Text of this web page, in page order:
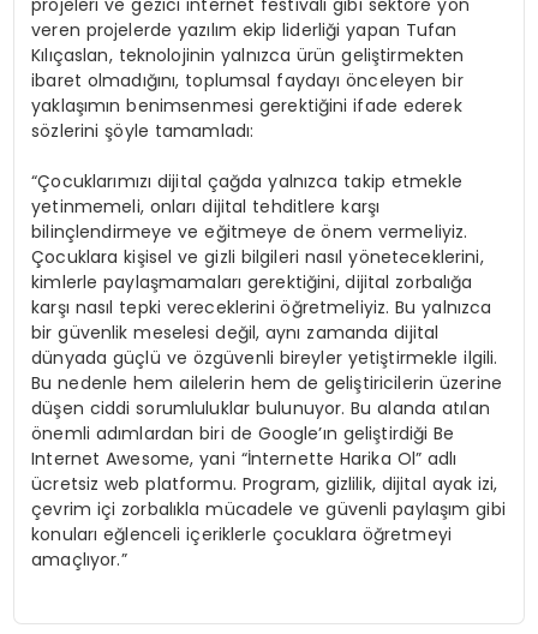
veren projelerde yazılım ekip liderliği yapan Tufan
Kılıçaslan, teknolojinin yalnızca ürün geliştirmekten
ibaret olmadığını, toplumsal faydayı önceleyen bir
yaklaşımın benimsenmesi gerektiğini ifade ederek
sözlerini şöyle tamamladı:
“Çocuklarımızı dijital çağda yalnızca takip etmekle
yetinmemeli, onları dijital tehditlere karşı
bilinçlendirmeye ve eğitmeye de önem vermeliyiz.
Çocuklara kişisel ve gizli bilgileri nasıl yöneteceklerini,
kimlerle paylaşmamaları gerektiğini, dijital zorbalığa
karşı nasıl tepki vereceklerini öğretmeliyiz. Bu yalnızca
bir güvenlik meselesi değil, aynı zamanda dijital
dünyada güçlü ve özgüvenli bireyler yetiştirmekle ilgili.
Bu nedenle hem ailelerin hem de geliştiricilerin üzerine
düşen ciddi sorumluluklar bulunuyor. Bu alanda atılan
önemli adımlardan biri de Google’ın geliştirdiği Be
Internet Awesome, yani “İnternette Harika Ol” adlı
ücretsiz web platformu. Program, gizlilik, dijital ayak izi,
çevrim içi zorbalıkla mücadele ve güvenli paylaşım gibi
konuları eğlenceli içeriklerle çocuklara öğretmeyi
amaçlıyor.”